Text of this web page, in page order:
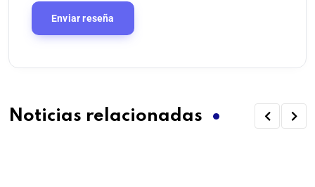
Noticias relacionadas